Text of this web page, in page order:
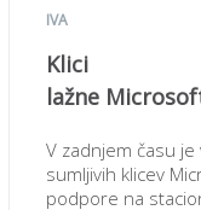
IVA
Klici
lažne
V zadnjem času
sumljivih klicev
podpore na